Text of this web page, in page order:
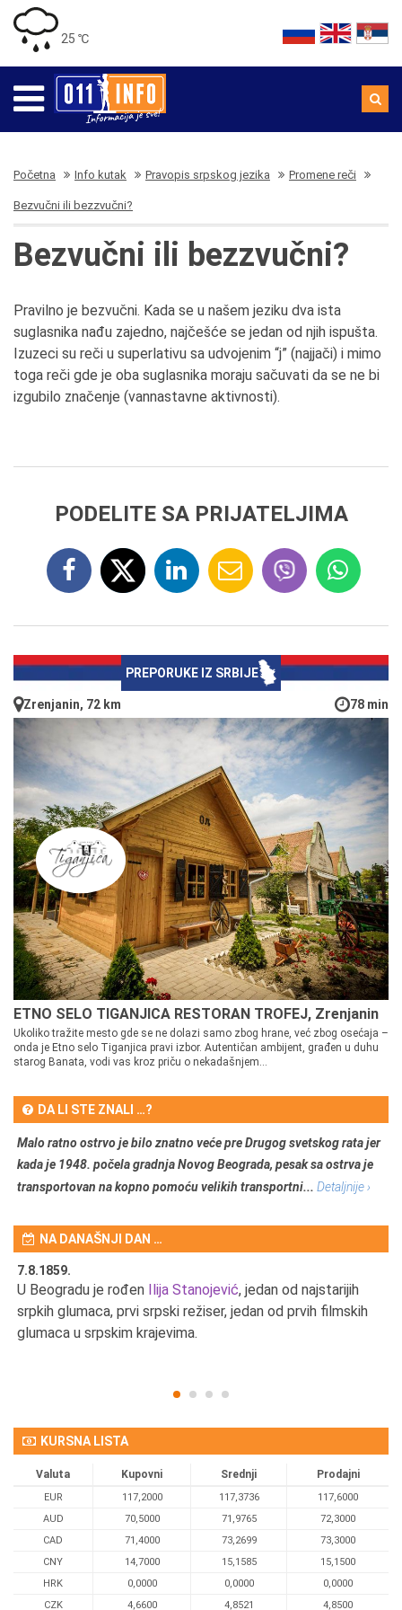
25 ℃
Početna Info kutak Pravopis srpskog jezika Promene reči
Bezvučni ili bezzvučni?
Bezvučni ili bezzvučni?
Pravilno je bezvučni. Kada se u našem jeziku dva ista
suglasnika nađu zajedno, najčešće se jedan od njih ispušta.
Izuzeci su reči u superlativu sa udvojenim “j” (najjači) i mimo
toga reči gde je oba suglasnika moraju sačuvati da se ne bi
izgubilo značenje (vannastavne aktivnosti).
PODELITE SA PRIJATELJIMA
PREPORUKE IZ SRBIJE
Zrenjanin, 72 km 78 min
ETNO SELO TIGANJICA RESTORAN TROFEJ, Zrenjanin
Ukoliko tražite mesto gde se ne dolazi samo zbog hrane, već zbog osećaja –
onda je Etno selo Tiganjica pravi izbor. Autentičan ambijent, građen u duhu
starog Banata, vodi vas kroz priču o nekadašnjem...
DA LI STE ZNALI …?
Malo ratno ostrvo je bilo znatno veće pre Drugog svetskog rata jer
kada je 1948. počela gradnja Novog Beograda, pesak sa ostrva je
transportovan na kopno pomoću velikih transportni... Detaljnije ›
NA DANAŠNJI DAN …
7.8.1859.
U Beogradu je rođen Ilija Stanojević, jedan od najstarijih
srpkih glumaca, prvi srpski režiser, jedan od prvih filmskih
glumaca u srpskim krajevima.
KURSNA LISTA
Valuta Kupovni Srednji Prodajni
EUR 117,2000 117,3736
117,6000
AUD
70,5000 71,9765
72,3000
CAD
71,4000 73,2699
73,3000
CNY
14,7000 15,1585
15,1500
HRK
0,0000 0,0000
0,0000
CZK
4,6600 4,8521 4,8500